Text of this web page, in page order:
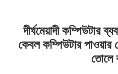
দীর্ঘমেয়াদী কম্পিউটার
কেবল কম্পিউটার পাওয়ার
তোলে